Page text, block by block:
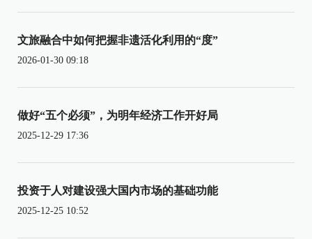
文旅融合中如何把握非遗活化利用的“度”
2026-01-30 09:18
做好“五个必须”，为明年经济工作开好局
2025-12-29 17:36
投资于人对建设强大国内市场的基础功能
2025-12-25 10:52